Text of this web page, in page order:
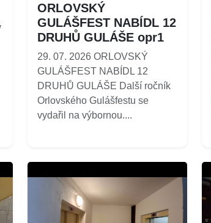
ORLOVSKÝ
GULÁŠFEST NABÍDL 12
DRUHŮ GULÁŠE opr1
29. 07. 2026 ORLOVSKÝ
GULÁŠFEST NABÍDL 12
DRUHŮ GULÁŠE Další ročník
Orlovského Gulášfestu se
vydařil na výbornou....